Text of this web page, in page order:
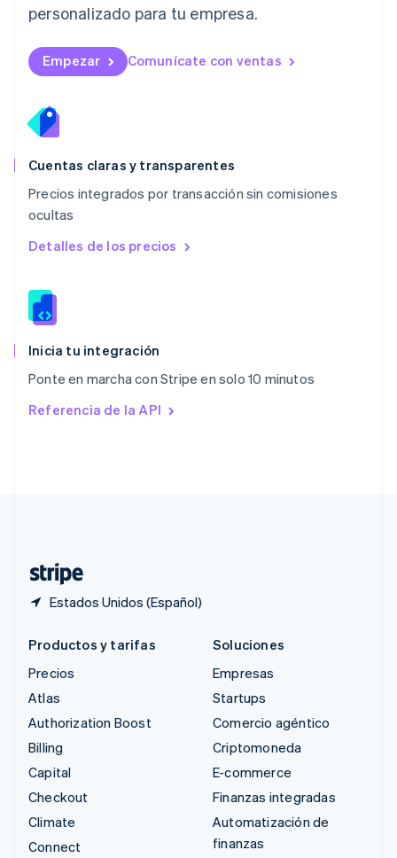
personalizado para tu empresa.
Empezar Comunícate con ventas
Cuentas claras y transparentes
Precios integrados por transacción sin comisiones
ocultas
Detalles de los precios
Inicia tu integración
Ponte en marcha con Stripe en solo 10 minutos
Referencia de la API
Estados Unidos (Español)
English 简体中文
English
México
Noruega
English
English
NederlandsEnglish
Polonia
English
RAE de Hong Kong, China
Reino Unido
English
English
English
Productos y tarifas
Precios
Atlas
Authorization Boost
Billing
Capital
Checkout
Climate
Connect
Soluciones
Empresas
Startups
Comercio agéntico
Criptomoneda
E-commerce
Finanzas integradas
Automatización de
finanzas